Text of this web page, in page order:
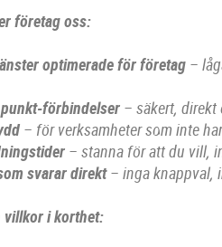
företag oss:
optimerade för företag –
förbindelser – säkert,
– för verksamheter som inte
– stanna för att du vill,
svarar direkt– inga knappval,
villkor i korthet: